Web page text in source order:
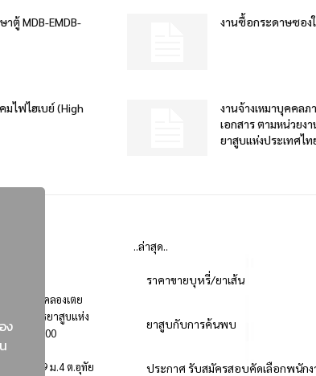
ง
าตู้ MDB-EMDB-
งานซื้อกระดาษซองใ
มไฟไฮเบย์ (High
งานจ้างเหมาบุคคล
เอกสาร ตามหน่วยง
ยาสูบแห่งประเทศไทย
เตย เขตคลองเตย
มพันธ์ การยาสูบแห่ง
2229-1000
ธยา : 999 ม.4 ต.อุทัย
..ล่าสุด..
ราคาขายบุหรี่/ยาเส้น
ยาสูบกับการค้นพบ
ประกาศ รับสมัครสอบคัดเลือกพนักง